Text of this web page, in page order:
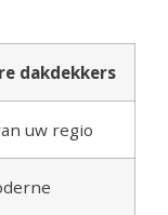
dakdekkers
uw regio